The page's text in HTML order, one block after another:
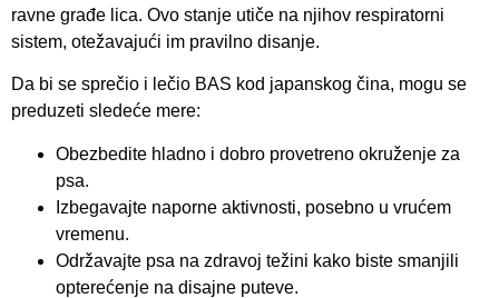
ravne građe lica. Ovo stanje utiče na njihov respiratorni
sistem, otežavajući im pravilno disanje.
Da bi se sprečio i lečio BAS kod japanskog čina, mogu se
preduzeti sledeće mere:
Obezbedite hladno i dobro provetreno okruženje za
psa.
Izbegavajte naporne aktivnosti, posebno u vrućem
vremenu.
Održavajte psa na zdravoj težini kako biste smanjili
opterećenje na disajne puteve.